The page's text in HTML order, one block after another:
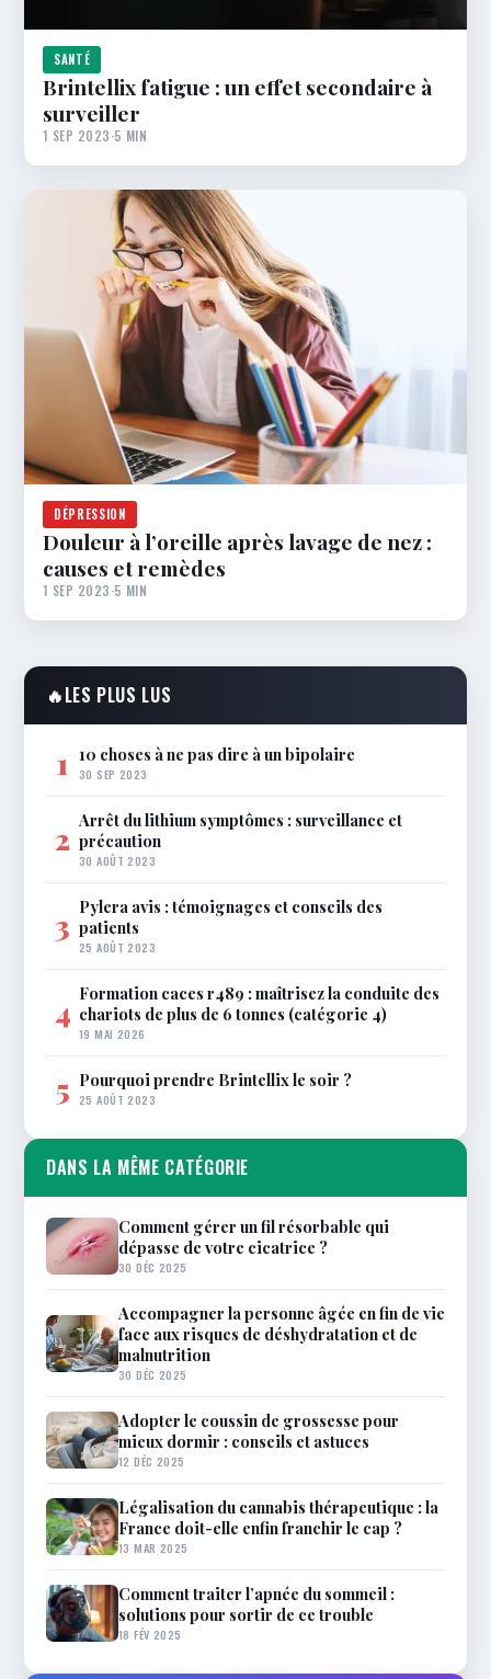
SANTÉ
Brintellix fatigue : un effet secondaire à
surveiller
1 SEP 2023·5 MIN
DÉPRESSION
Douleur à l’oreille après lavage de nez :
causes et remèdes
1 SEP 2023·5 MIN
🔥LES PLUS LUS
1 10 choses à ne pas dire à un bipolaire
30 SEP 2023
2 Arrêt du lithium symptômes : surveillance et
précaution
30 AOÛT 2023
3 Pylera avis : témoignages et conseils des
patients
25 AOÛT 2023
4 Formation caces r489 : maîtrisez la conduite des
chariots de plus de 6 tonnes (catégorie 4)
19 MAI 2026
5 Pourquoi prendre Brintellix le soir ?
25 AOÛT 2023
DANS LA MÊME CATÉGORIE
Comment gérer un fil résorbable qui
dépasse de votre cicatrice ?
30 DÉC 2025
Accompagner la personne âgée en fin de vie
face aux risques de déshydratation et de
malnutrition
30 DÉC 2025
Adopter le coussin de grossesse pour
mieux dormir : conseils et astuces
12 DÉC 2025
Légalisation du cannabis thérapeutique : la
France doit-elle enfin franchir le cap ?
13 MAR 2025
Comment traiter l’apnée du sommeil :
solutions pour sortir de ce trouble
18 FÉV 2025